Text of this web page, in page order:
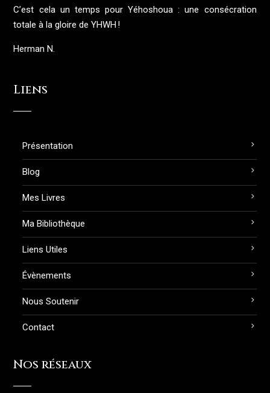
C’est cela un temps pour Yéhoshoua : une consécration
totale à la gloire de YHWH !
Herman N.
Liens
Présentation
Blog
Mes Livres
Ma Bibliothèque
Liens Utiles
Évènements
Nous Soutenir
Contact
Nos réseaux